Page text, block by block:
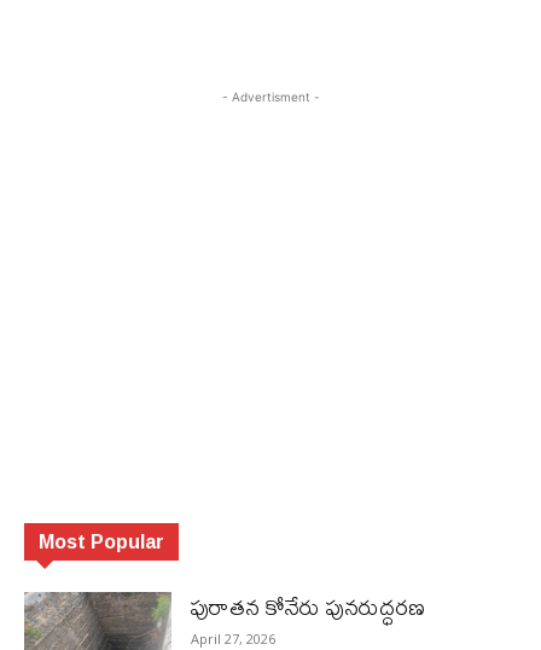
- Advertisment -
Most Popular
పురాత‌న కోనేరు పున‌రుద్ధ‌ర‌ణ
April 27, 2026